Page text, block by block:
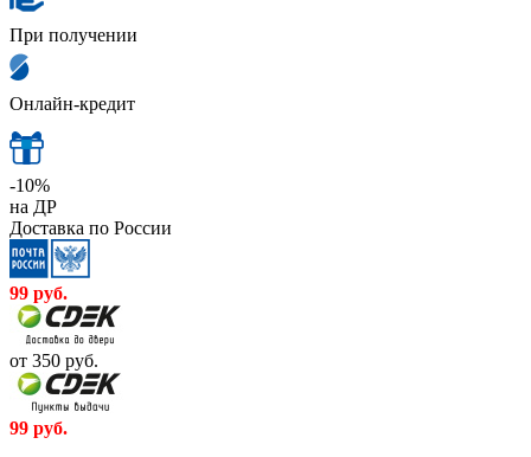
При получении
Онлайн-кредит
-10%
на ДР
Доставка по России
99 руб.
от 350 руб.
99 руб.